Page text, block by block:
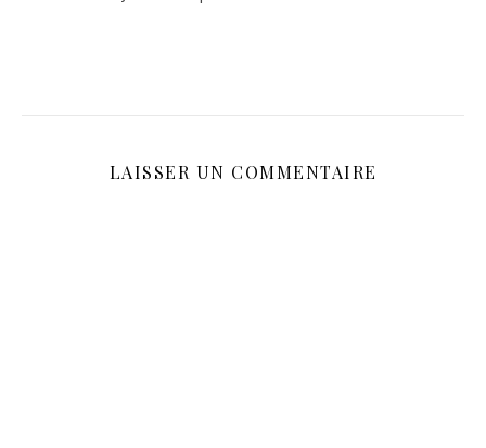
LAISSER UN COMMENTAIRE